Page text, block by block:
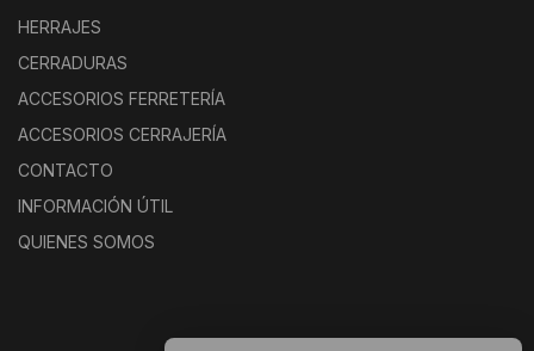
HERRAJES
CERRADURAS
ACCESORIOS FERRETERÍA
ACCESORIOS CERRAJERÍA
CONTACTO
INFORMACIÓN ÚTIL
QUIENES SOMOS